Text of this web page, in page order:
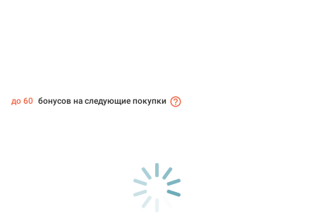
до 60 бонусов на следующие покупки